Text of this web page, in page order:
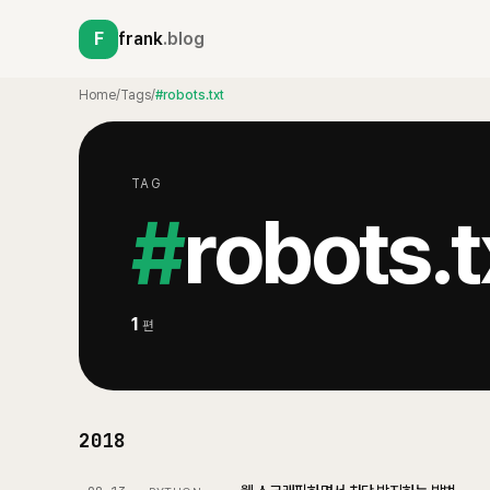
F frank.blog
Home/Tags/#robots.txt
TAG
#
1 편
2018